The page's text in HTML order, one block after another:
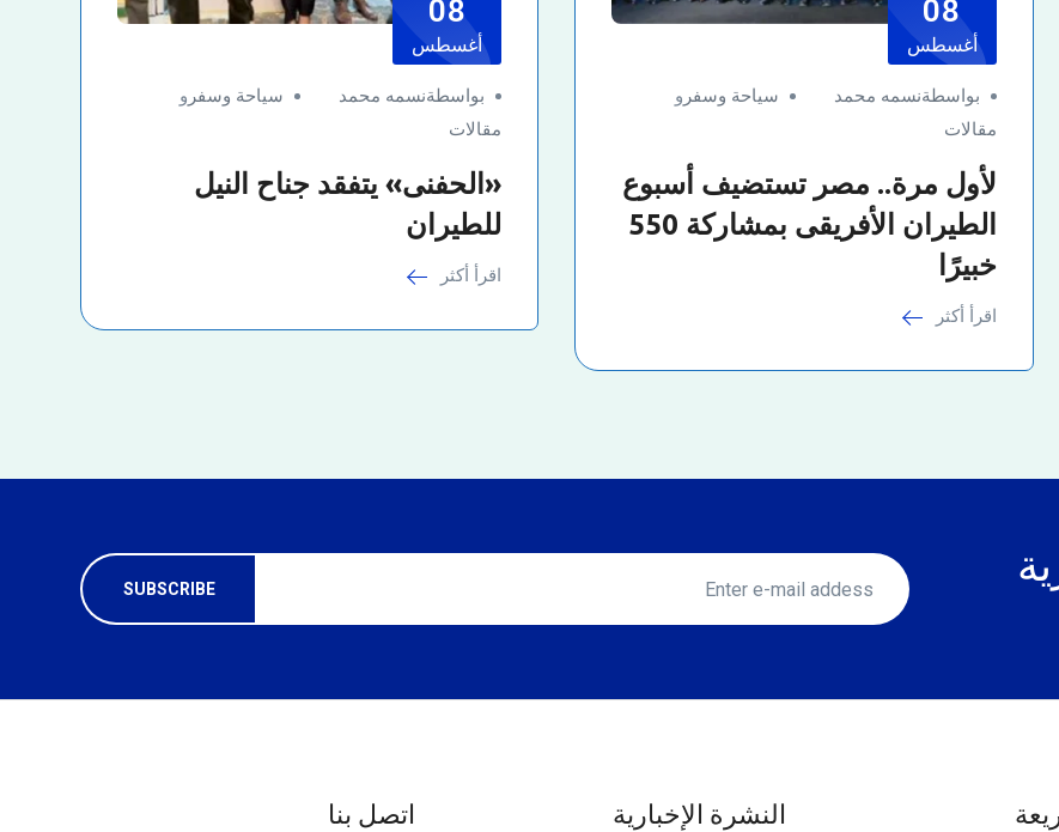
08
أغسطس
بواسطةنسمه محمد سياحة وسفر و
مقالات
لأول مرة.. مصر تستضيف أسبوع
الطيران الأفريقى بمشاركة 550
خبيرًا
اقرأ أكثر
08
أغسطس
بواسطةنسمه محمد سياحة وسفر و
مقالات
«الحفنى» يتفقد جناح النيل
للطيران
اقرأ أكثر
النشرة الإخبارية اتصل بنا